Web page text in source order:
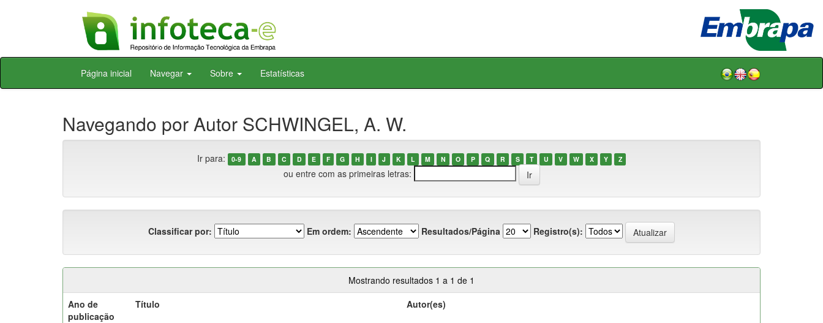
Skip
Página inicial Navegar Sobre Estatísticas
Navegando por Autor SCHWINGEL, A. W.
Ir para: 0-9 A B C D E F G H I J K L M N O P Q R S T U V W X Y Z
ou entre com as primeiras letras:
Classificar por: Em ordem: Resultados/Página Registro(s):
Mostrando resultados 1 a 1 de 1
Ano de
publicação
Título Autor(es)